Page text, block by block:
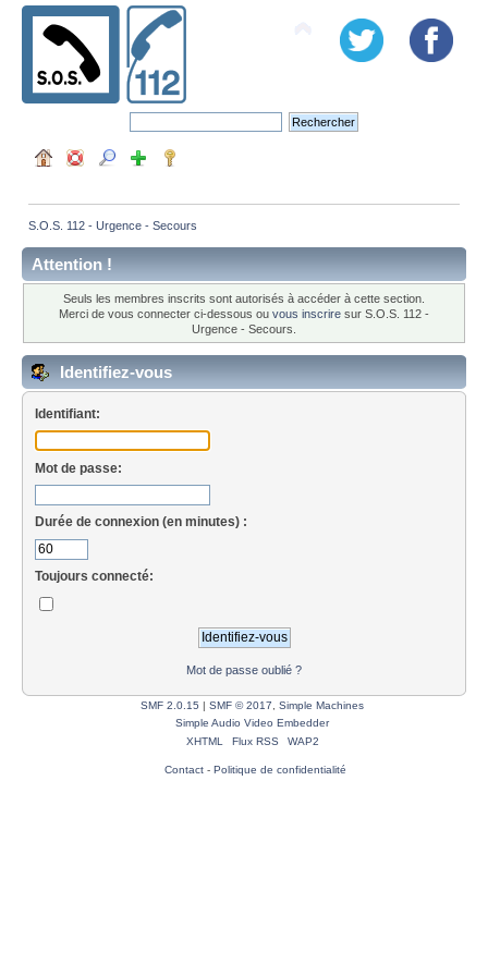
S.O.S. 112 - Urgence - Secours
Attention !
Seuls les membres inscrits sont autorisés à accéder à cette section.
Merci de vous connecter ci-dessous ou vous inscrire sur S.O.S. 112 -
Urgence - Secours.
Identifiez-vous
Identifiant:
Mot de passe:
Durée de connexion (en minutes) :
Toujours connecté:
Mot de passe oublié ?
SMF 2.0.15 | SMF © 2017
Simple Machines
Simple Audio Video Embedder
XHTML
Flux RSS WAP2
Contact- Politique de confidentialité